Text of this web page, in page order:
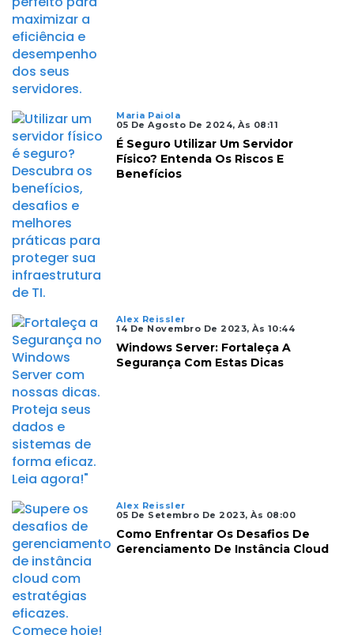
Maria Paiola
05 De Agosto De 2024, Às 08:11
É Seguro Utilizar Um Servidor
Físico? Entenda Os Riscos E
Benefícios
Alex Reissler
14 De Novembro De 2023, Às 10:44
Windows Server: Fortaleça A
Segurança Com Estas Dicas
Alex Reissler
05 De Setembro De 2023, Às 08:00
Como Enfrentar Os Desafios De
Gerenciamento De Instância Cloud